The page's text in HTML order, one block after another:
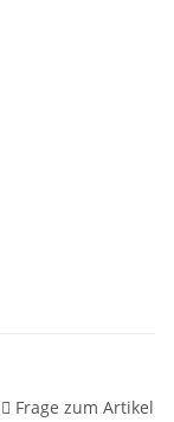
Frage zum Artikel